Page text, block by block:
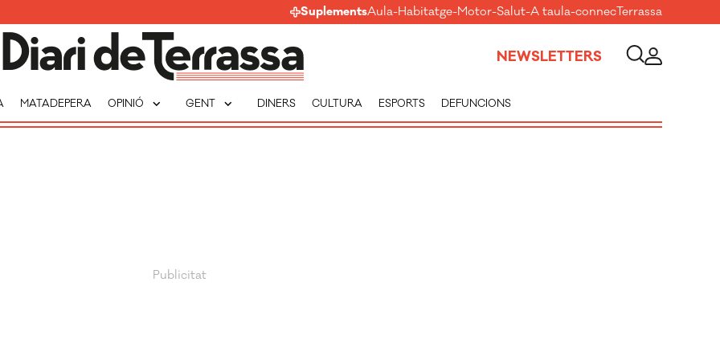
SuplementsAula-Habitatge-Motor-Salut-A taula-connecTerrassa
NEWSLETTERS
MATADEPERA OPINIÓ expand_more GENT expand_more DINERS CULTURA ESPORTS DEFUNCIONS